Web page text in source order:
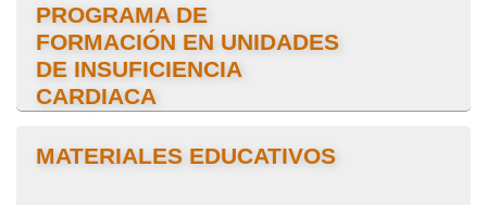
PROGRAMA DE
FORMACIÓN EN UNIDADES
DE INSUFICIENCIA
CARDIACA
MATERIALES EDUCATIVOS